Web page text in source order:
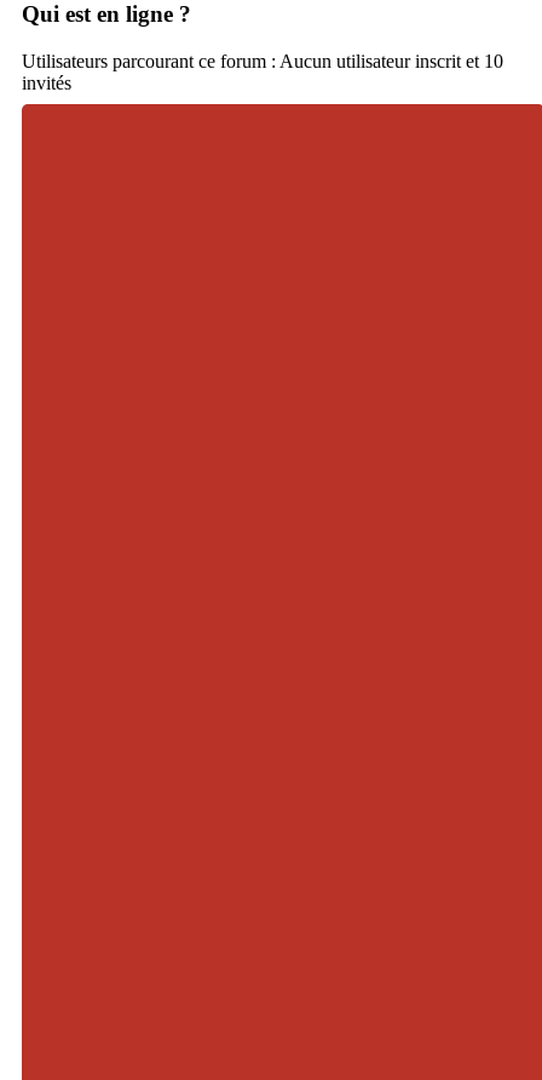
Qui est en ligne ?
Utilisateurs parcourant ce forum : Aucun utilisateur inscrit et 10
invités